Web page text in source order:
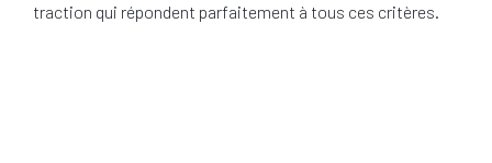
traction qui répondent parfaitement à tous ces critères.